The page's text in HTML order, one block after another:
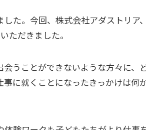
た。今回、株式会社アダストリア
ただきました。
うことができないような方々に、
に就くことになったきっかけは